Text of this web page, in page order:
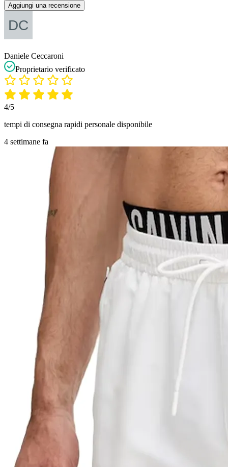
Aggiungi una recensione
Daniele Ceccaroni
Proprietario verificato
4/5
tempi di consegna rapidi personale disponibile
4 settimane fa